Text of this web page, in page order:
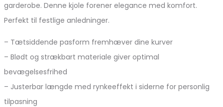
garderobe. Denne kjole forener elegance med komfort.
Perfekt til festlige anledninger.
– Tætsiddende pasform fremhæver dine kurver
– Blødt og strækbart materiale giver optimal
bevægelsesfrihed
– Justerbar længde med rynkeeffekt i siderne for personlig
tilpasning